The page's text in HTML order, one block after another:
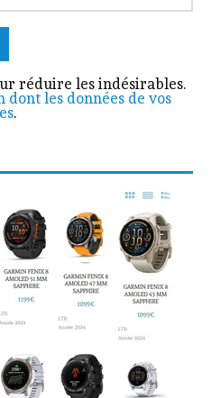
réduire les indésirables.
dont les données de vos
.